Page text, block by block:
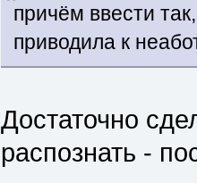
причём ввести
приводила к
Достаточно
распознать -